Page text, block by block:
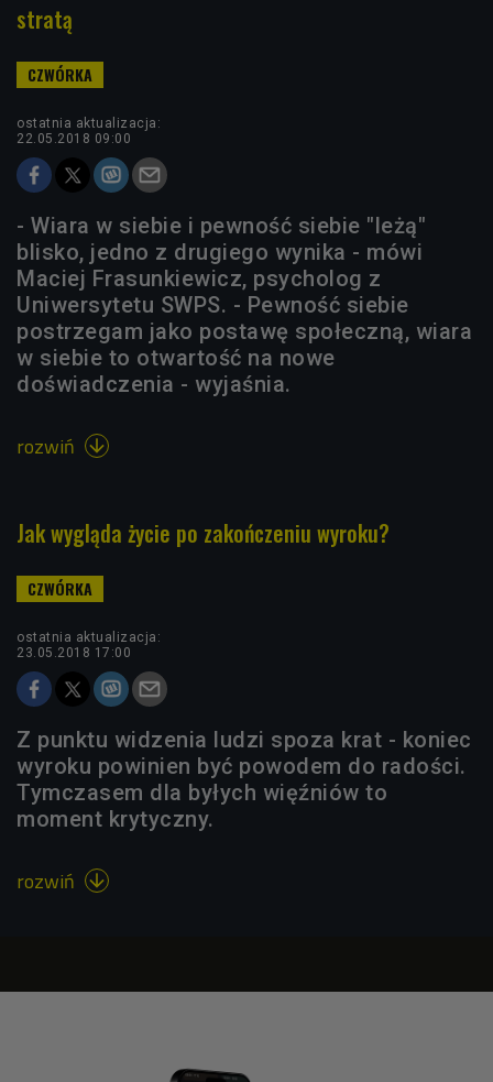
stratą
ostatnia aktualizacja:
22.05.2018 09:00
- Wiara w siebie i pewność siebie "leżą"
blisko, jedno z drugiego wynika - mówi
Maciej Frasunkiewicz, psycholog z
Uniwersytetu SWPS. - Pewność siebie
postrzegam jako postawę społeczną, wiara
w siebie to otwartość na nowe
doświadczenia - wyjaśnia.
rozwiń 
Jak wygląda życie po zakończeniu wyroku?
ostatnia aktualizacja:
23.05.2018 17:00
Z punktu widzenia ludzi spoza krat - koniec
wyroku powinien być powodem do radości.
Tymczasem dla byłych więźniów to
moment krytyczny.
rozwiń 